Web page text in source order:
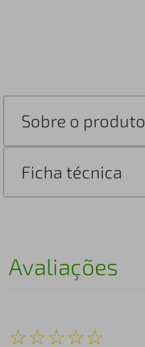
Sobre o produto
Ficha técnica
Avaliações
☆☆☆☆☆